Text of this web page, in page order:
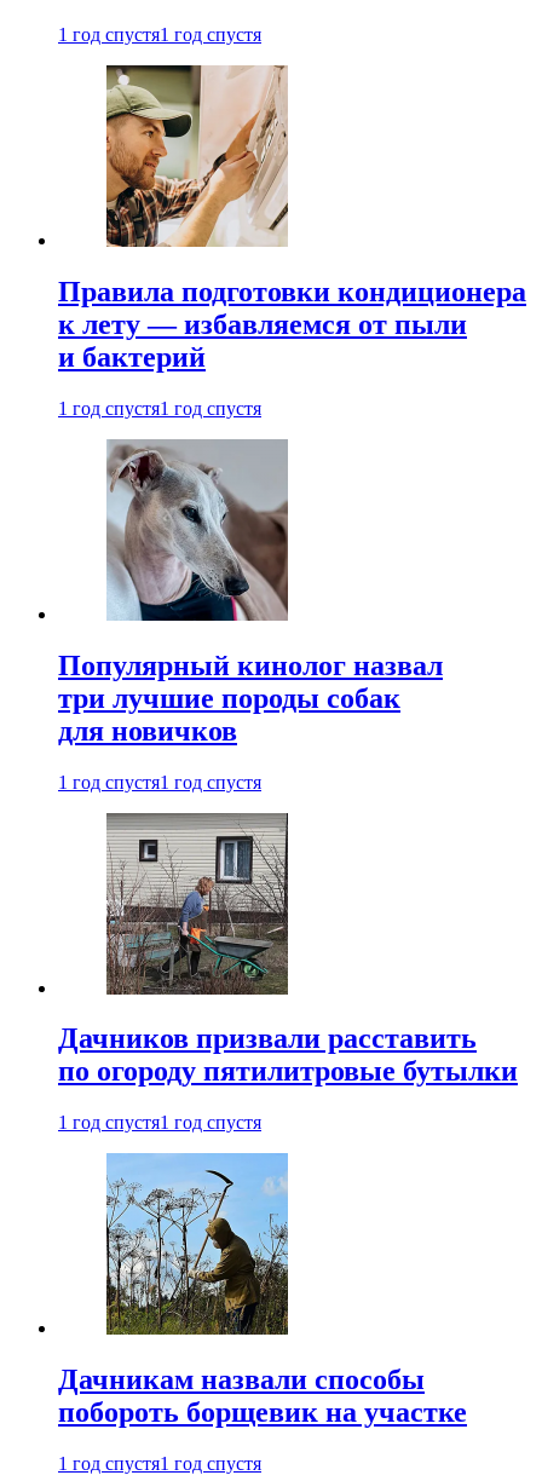
1 год спустя1 год спустя
Правила подготовки кондиционера
к лету — избавляемся от пыли
и бактерий
1 год спустя1 год спустя
Популярный кинолог назвал
три лучшие породы собак
для новичков
1 год спустя1 год спустя
Дачников призвали расставить
по огороду пятилитровые бутылки
1 год спустя1 год спустя
Дачникам назвали способы
побороть борщевик на участке
1 год спустя1 год спустя